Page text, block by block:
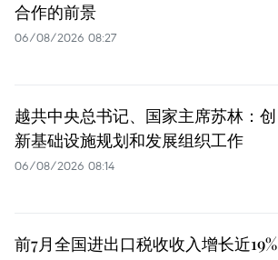
合作的前景
06/08/2026 08:27
越共中央总书记、国家主席苏林：创
新基础设施规划和发展组织工作
06/08/2026 08:14
前7月全国进出口税收收入增长近19%